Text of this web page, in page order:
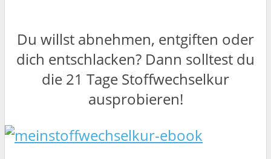
Du willst abnehmen, entgiften oder
dich entschlacken? Dann solltest du
die 21 Tage Stoffwechselkur
ausprobieren!